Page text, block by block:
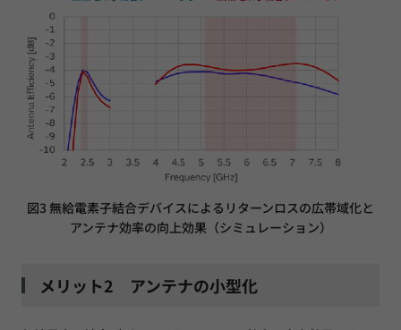
図3 無給電素子結合デバイスによるリターンロスの広帯域化と
アンテナ効率の向上効果（シミュレーション）
メリット2 アンテナの小型化